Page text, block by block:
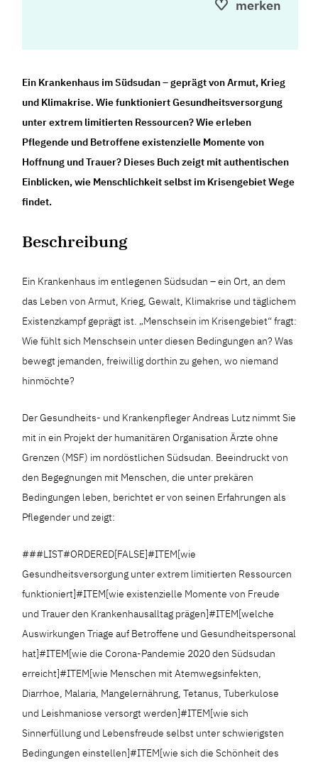
merken
Ein Krankenhaus im Südsudan – geprägt von Armut, Krieg
und Klimakrise. Wie funktioniert Gesundheitsversorgung
unter extrem limitierten Ressourcen? Wie erleben
Pflegende und Betroffene existenzielle Momente von
Hoffnung und Trauer? Dieses Buch zeigt mit authentischen
Einblicken, wie Menschlichkeit selbst im Krisengebiet Wege
findet.
Beschreibung
Ein Krankenhaus im entlegenen Südsudan – ein Ort, an dem
das Leben von Armut, Krieg, Gewalt, Klimakrise und täglichem
Existenzkampf geprägt ist. „Menschsein im Krisengebiet“ fragt:
Wie fühlt sich Menschsein unter diesen Bedingungen an? Was
bewegt jemanden, freiwillig dorthin zu gehen, wo niemand
hinmöchte?
Der Gesundheits- und Krankenpfleger Andreas Lutz nimmt Sie
mit in ein Projekt der humanitären Organisation Ärzte ohne
Grenzen (MSF) im nordöstlichen Südsudan. Beeindruckt von
den Begegnungen mit Menschen, die unter prekären
Bedingungen leben, berichtet er von seinen Erfahrungen als
Pflegender und zeigt:
###LIST#ORDERED[FALSE]#ITEM[wie
Gesundheitsversorgung unter extrem limitierten Ressourcen
funktioniert]#ITEM[wie existenzielle Momente von Freude
und Trauer den Krankenhausalltag prägen]#ITEM[welche
Auswirkungen Triage auf Betroffene und Gesundheitspersonal
hat]#ITEM[wie die Corona-Pandemie 2020 den Südsudan
erreicht]#ITEM[wie Menschen mit Atemwegsinfekten,
Diarrhoe, Malaria, Mangelernährung, Tetanus, Tuberkulose
und Leishmaniose versorgt werden]#ITEM[wie sich
Sinnerfüllung und Lebensfreude selbst unter schwierigsten
Bedingungen einstellen]#ITEM[wie sich die Schönheit des